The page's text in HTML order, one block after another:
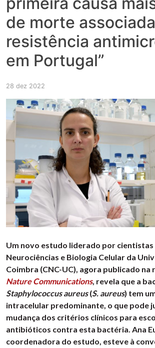
de morte
resistência
em Portugal”
28 dez 2022
Um novo estudo liderado por
Neurociências e Biologia Celular da
Coimbra (CNC-UC), agora publicado
Nature Communications, revela que a
Staphylococcus aureus(S. aureus) tem
intracelular predominante, o que pode
mudança dos critérios clínicos para
antibióticos contra esta bactéria. Ana
coordenadora do estudo, esteve à